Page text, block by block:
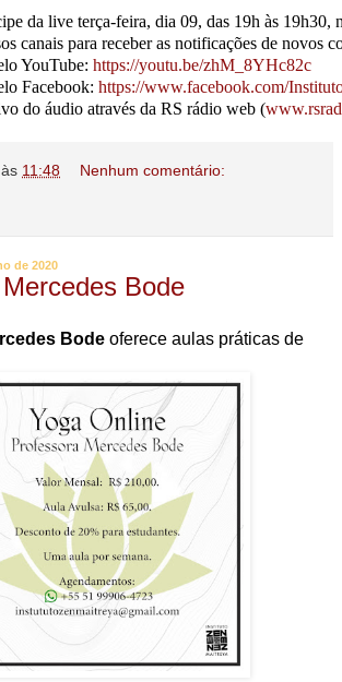
da live terça-feira, dia 09, das 19h às 19h30,
canais para receber as notificações de novos
YouTube: https://youtu.be/zhM_8YHc82c
Facebook: https://www.facebook.com/
do áudio através da RS rádio web (
às 11:48 Nenhum comentário:
de 2020
Bode
Bode oferece aulas práticas de